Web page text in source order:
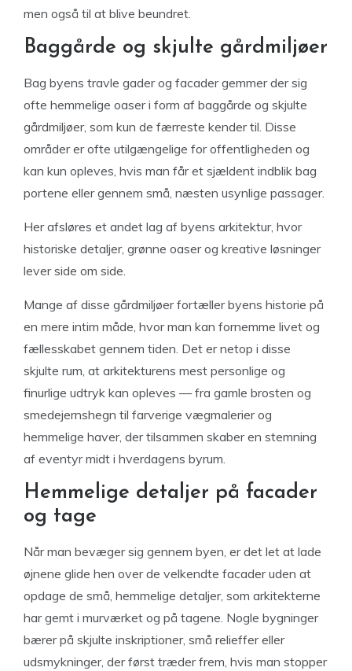
men også til at blive beundret.
Baggårde og skjulte gårdmiljøer
Bag byens travle gader og facader gemmer der sig
ofte hemmelige oaser i form af baggårde og skjulte
gårdmiljøer, som kun de færreste kender til. Disse
områder er ofte utilgængelige for offentligheden og
kan kun opleves, hvis man får et sjældent indblik bag
portene eller gennem små, næsten usynlige passager.
Her afsløres et andet lag af byens arkitektur, hvor
historiske detaljer, grønne oaser og kreative løsninger
lever side om side.
Mange af disse gårdmiljøer fortæller byens historie på
en mere intim måde, hvor man kan fornemme livet og
fællesskabet gennem tiden. Det er netop i disse
skjulte rum, at arkitekturens mest personlige og
finurlige udtryk kan opleves — fra gamle brosten og
smedejernshegn til farverige vægmalerier og
hemmelige haver, der tilsammen skaber en stemning
af eventyr midt i hverdagens byrum.
Hemmelige detaljer på facader
og tage
Når man bevæger sig gennem byen, er det let at lade
øjnene glide hen over de velkendte facader uden at
opdage de små, hemmelige detaljer, som arkitekterne
har gemt i murværket og på tagene. Nogle bygninger
bærer på skjulte inskriptioner, små relieffer eller
udsmykninger, der først træder frem, hvis man stopper